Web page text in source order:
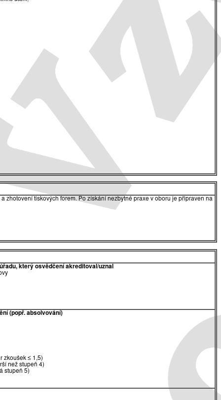
zhotovení tiskových forem. Po získání nezbytné praxe v oboru je připraven na
který osvědčení akreditoval/uznal
(popř. absolvování)
zkoušek ≤ 1,5)
než stupeň 4)
stupeň 5)